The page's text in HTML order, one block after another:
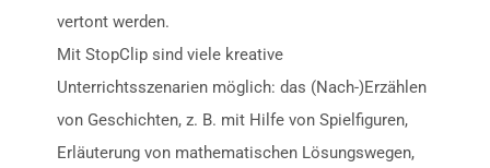
vertont werden.
Mit StopClip sind viele kreative
Unterrichtsszenarien möglich: das (Nach-)Erzählen
von Geschichten, z. B. mit Hilfe von Spielfiguren,
Erläuterung von mathematischen Lösungswegen,